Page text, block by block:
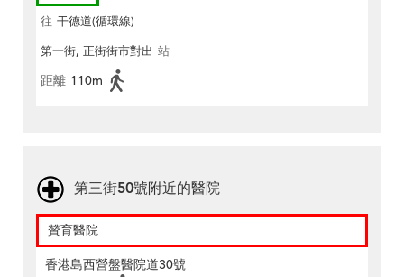
往 干德道(循環線)
第一街, 正街街市對出 站
距離 110m
第三街50號附近的醫院
贊育醫院
香港島西營盤醫院道30號